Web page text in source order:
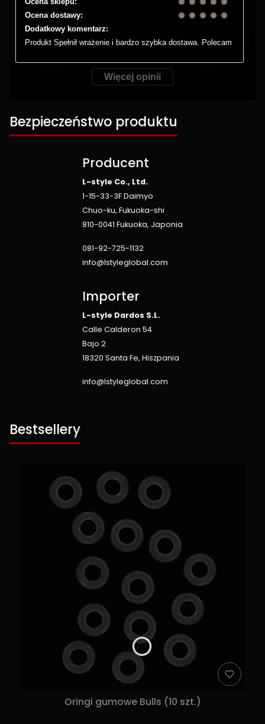
Ocena dostawy:
Dodatkowy komentarz:
Produkt Spełnił wrażenie i bardzo szybka dostawa. Polecam
Więcej opinii
Bezpieczeństwo produktu
Producent
L-style Co., Ltd.
1-15-33-3F Daimyo
Chuo-ku, Fukuoka-shi
810-0041 Fukuoka, Japonia
081-92-725-1132
info@lstyleglobal.com
Importer
L-style Dardos S.L.
Calle Calderon 54
Bajo 2
18320 Santa Fe, Hiszpania
info@lstyleglobal.com
Bestsellery
Oringi gumowe Bulls (10 szt.)